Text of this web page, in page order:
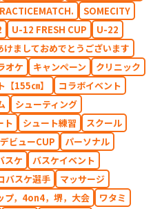
SOMECITY
U-12 FRESH CUP
U-22
けましておめでとうございます
オケ キャンペーン
クリニック
【155㎝】
コラボイベント
シューティング
ト シュート練習
スクール
デビューCUP
パーソナル
スケ
バスケイベント
バスケ選手
マッサージ
プ，4on4，堺，大会
ワタミ